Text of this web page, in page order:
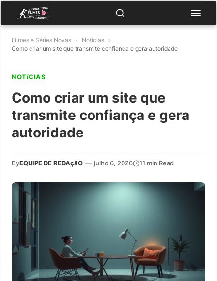
Filmes e Séries Novas » Notícias »
Como criar um site que transmite confiança e gera autoridade
NOTíCIAS
Como criar um site que
transmite confiança e gera
autoridade
ByEQUIPE DE REDAçãO — julho 6, 2026 11 min Read